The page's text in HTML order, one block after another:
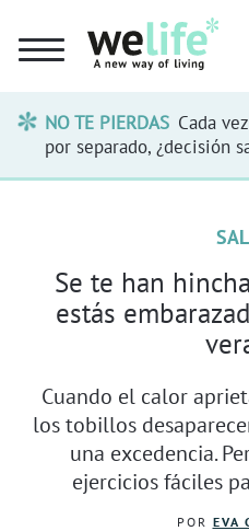
NO TE PIERDAS Cada
por separado, ¿decisión
Se te han
estás
Cuando el calor
los tobillos
una excedencia.
ejercicios fáciles
POR EVA